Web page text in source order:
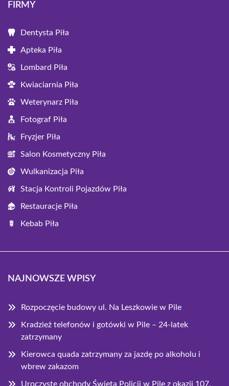
FIRMY
Dentysta Piła
Apteka Piła
Lombard Piła
Kwiaciarnia Piła
Weterynarz Piła
Fotograf Piła
Fryzjer Piła
Salon Kosmetyczny Piła
Wulkanizacja Piła
Stacja Kontroli Pojazdów Piła
Restauracje Piła
Kebab Piła
NAJNOWSZE WPISY
Rozpoczęcie budowy ul. Na Leszkowie w Pile
Kradzież telefonów i gotówki w Pile – 24-latek
zatrzymany
Kierowca quada zatrzymany za jazdę po alkoholu i
wbrew zakazom
Uroczyste obchody Święta Policji w Pile z okazji 107.